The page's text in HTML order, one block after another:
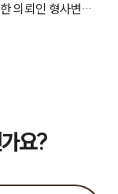
[강제추행죄] 회사 동료에게 강제추행 및 협박한 의뢰인 형사변호사 도움으로 집행유예
요?